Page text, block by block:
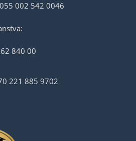
002 542 0046
840 00
221 885 9702